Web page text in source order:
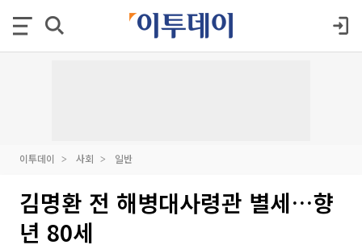
이투데이 사회 일반
김명환 전 해병대사령관 별세…향
년 80세